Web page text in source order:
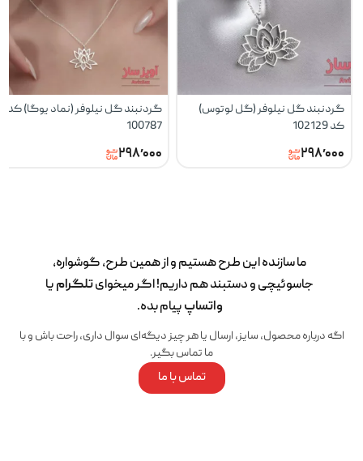
گردنبند گل نیلوفر (گل لوتوس)
کد 102129
۲۹۸٬۰۰۰
گردنبند گل نیلوفر (نماد یوگا) کد
100787
۲۹۸٬۰۰۰
ما سازنده این طرح‌ هستیم و از همین طرح، گوشواره،
جاسوئیچی و دستبند هم داریم! اگر میخوایتلگرامیا
واتساپپیام بده.
اگه درباره محصول، سایز، ارسال یا هر چیز دیگه‌ای سوال داری، راحت باش و با
ما تماس بگیر.
تماس با ما